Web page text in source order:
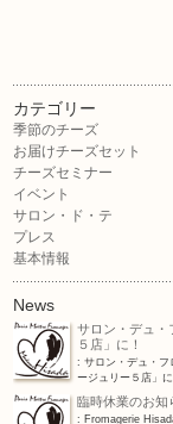
カテゴリー
季節のチーズ
お届けチーズセット
チーズセミナー
イベント
サロン・ド・テ
プレス
基本情報
News
サロン・デュ・
５店」に！
: サロン・デュ・フ
ージュリー５店」
臨時休業のお知
: Fromagerie